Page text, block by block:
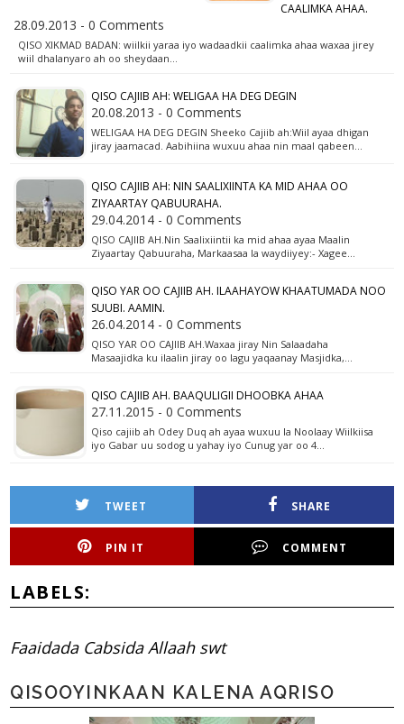
CAALIMKA AHAA.
28.09.2013 - 0 Comments
QISO XIKMAD BADAN: wiilkii yaraa iyo wadaadkii caalimka ahaa waxaa jirey
wiil dhalanyaro ah oo sheydaan…
QISO CAJIIB AH: WELIGAA HA DEG DEGIN
20.08.2013 - 0 Comments
WELIGAA HA DEG DEGIN Sheeko Cajiib ah:Wiil ayaa dhigan
jiray jaamacad. Aabihiina wuxuu ahaa nin maal qabeen…
QISO CAJIIB AH: NIN SAALIXIINTA KA MID AHAA OO
ZIYAARTAY QABUURAHA.
29.04.2014 - 0 Comments
QISO CAJIIB AH.Nin Saalixiintii ka mid ahaa ayaa Maalin
Ziyaartay Qabuuraha, Markaasaa la waydiiyey:- Xagee…
QISO YAR OO CAJIIB AH. ILAAHAYOW KHAATUMADA NOO
SUUBI. AAMIN.
26.04.2014 - 0 Comments
QISO YAR OO CAJIIB AH.Waxaa jiray Nin Salaadaha
Masaajidka ku ilaalin jiray oo lagu yaqaanay Masjidka,…
QISO CAJIIB AH. BAAQULIGII DHOOBKA AHAA
27.11.2015 - 0 Comments
Qiso cajiib ah Odey Duq ah ayaa wuxuu la Noolaay Wiilkiisa
iyo Gabar uu sodog u yahay iyo Cunug yar oo 4…
TWEET SHARE
PIN IT COMMENT
LABELS:
Faaidada Cabsida Allaah swt
QISOOYINKAAN KALENA AQRISO